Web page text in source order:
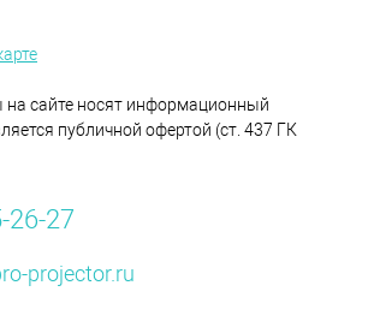
на сайте носят информационный
публичной офертой (ст. 437 ГК
26-27
projector.ru